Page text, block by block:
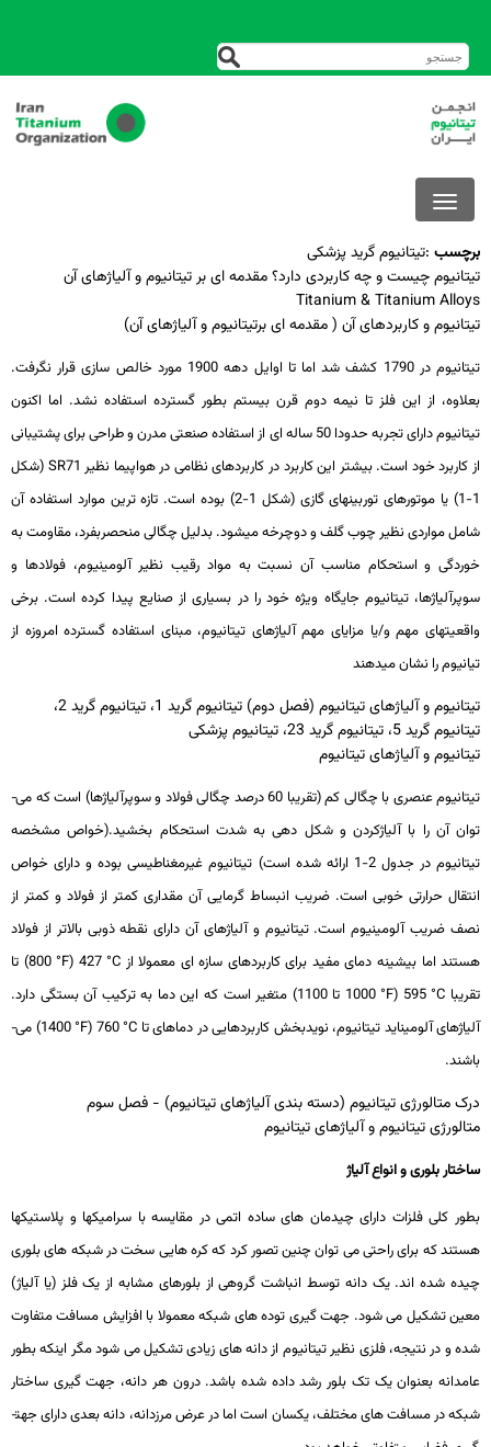
برچسب :تیتانیوم گرید پزشکی
تیتانیوم چیست و چه کاربردی دارد؟ مقدمه ای بر تیتانیوم و آلیاژهای آن
Titanium & Titanium Alloys
تیتانیوم و کاربردهای آن ( مقدمه ای برتیتانیوم و آلیاژهای آن)
تیتانیوم در 1790 کشف شد اما تا اوایل دهه 1900 مورد خالص ­سازی قرار نگرفت.
بعلاوه، از این فلز تا نیمه دوم قرن بیستم بطور گسترده استفاده نشد. اما اکنون
تیتانیوم دارای تجربه حدودا 50 ساله­ ای از استفاده صنعتی مدرن و طراحی برای پشتیبانی
از کاربرد خود است. بیشتر این کاربرد در کاربردهای نظامی در هواپیما نظیر SR71 (شکل
1-1) یا موتورهای توربین­های گازی (شکل 1-2) بوده است. تازه­ ترین موارد استفاده آن
شامل مواردی نظیر چوب گلف و دوچرخه می­شود. بدلیل چگالی منحصربفرد، مقاومت به
خوردگی و استحکام مناسب آن نسبت به مواد رقیب نظیر آلومینیوم، فولادها و
سوپرآلیاژها، تیتانیوم جایگاه ویژه خود را در بسیاری از صنایع پیدا کرده است. برخی
واقعیت­های مهم و/یا مزایای مهم آلیاژهای تیتانیوم، مبنای استفاده گسترده امروزه از
تیانیوم را نشان می­دهند
تیتانیوم و آلیاژهای تیتانیوم (فصل دوم) تیتانیوم گرید 1، تیتانیوم گرید 2،
تیتانیوم گرید 5، تیتانیوم گرید 23، تیتانیوم پزشکی
تیتانیوم و آلیاژهای تیتانیوم
تیتانیوم عنصری با چگالی کم (تقریبا 60 درصد چگالی فولاد و سوپرآلیاژها) است که می­
توان آن را با آلیاژکردن و شکل دهی به شدت استحکام بخشید.(خواص مشخصه
تیتانیوم در جدول 2-1 ارائه شده است) تیتانیوم غیرمغناطیسی بوده و دارای خواص
انتقال حرارتی خوبی است. ضریب انبساط گرمایی آن مقداری کمتر از فولاد و کمتر از
نصف ضریب آلومینیوم است. تیتانیوم و آلیاژهای آن دارای نقطه ذوبی بالاتر از فولاد
هستند اما بیشینه دمای مفید برای کاربردهای سازه­ ای معمولا از °C
427 (
°F
800) تا
تقریبا °C
595 (
°F
1000 تا 1100) متغیر است که این دما به ترکیب آن بستگی دارد.
آلیاژهای آلومیناید تیتانیوم، نویدبخش کاربردهایی در دماهای تا °C
760 (
°F
1400) می­
باشند.
درک متالورژی تیتانیوم (دسته بندی آلیاژهای تیتانیوم) - فصل سوم
متالورژی تیتانیوم و آلیاژهای تیتانیوم
ساختار بلوری و انواع آلیاژ
بطور کلی فلزات دارای چیدمان­ های ساده اتمی در مقایسه با سرامیک­ها و پلاستیک­ها
هستند که برای راحتی می­ توان چنین تصور کرد که کره­ هایی سخت در شبکه ­های بلوری
چیده شده ­اند. یک دانه توسط انباشت گروهی از بلورهای مشابه از یک فلز (یا آلیاژ)
معین تشکیل می ­شود. جهت­ گیری توده­ های شبکه معمولا با افزایش مسافت متفاوت
شده و در نتیجه، فلزی نظیر تیتانیوم از دانه ­های زیادی تشکیل می­ شود مگر اینکه بطور
عامدانه بعنوان یک تک ­بلور رشد داده شده باشد. درون هر دانه، جهت­ گیری ساختار
شبکه در مسافت­ های مختلف، یکسان است اما در عرض مرزدانه، دانه بعدی دارای جهت­